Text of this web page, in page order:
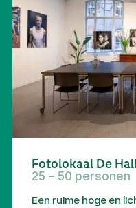
Fotolokaal De
25 - 50 personen
Een ruime hoge en